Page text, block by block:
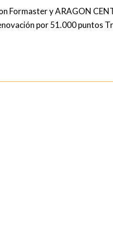
Formaster y ARAGON
por 51.000 puntos